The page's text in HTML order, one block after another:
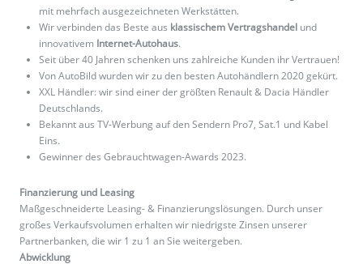
mit mehrfach ausgezeichneten Werkstätten.
Wir verbinden das Beste aus klassischem Vertragshandel und
innovativem Internet-Autohaus.
Seit über 40 Jahren schenken uns zahlreiche Kunden ihr Vertrauen!
Von AutoBild wurden wir zu den besten Autohändlern 2020 gekürt.
XXL Händler: wir sind einer der größten Renault & Dacia Händler
Deutschlands.
Bekannt aus TV-Werbung auf den Sendern Pro7, Sat.1 und Kabel
Eins.
Gewinner des Gebrauchtwagen-Awards 2023.
Finanzierung und Leasing
Maßgeschneiderte Leasing- & Finanzierungslösungen. Durch unser
großes Verkaufsvolumen erhalten wir niedrigste Zinsen unserer
Partnerbanken, die wir 1 zu 1 an Sie weitergeben.
Abwicklung